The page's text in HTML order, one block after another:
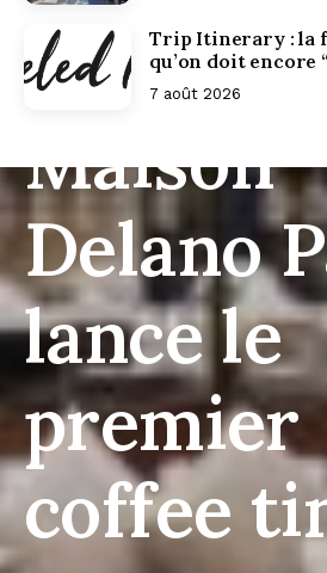
Trip Itinerary : la
qu’on doit encore
7 août 2026
Maison
Delano
lance le
premier
coffee